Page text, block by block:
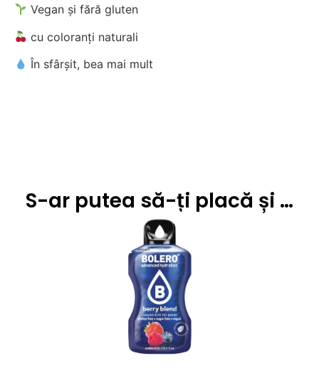
Vegan și fără gluten
cu coloranți naturali
În sfârșit, bea mai mult
S-ar putea să-ți placă și …